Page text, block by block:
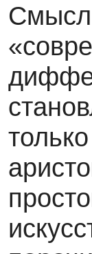
Смысл